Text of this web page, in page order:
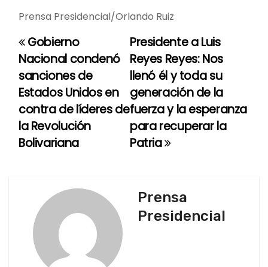
Prensa Presidencial/Orlando Ruiz
N
a
v
e
g
Presidente a Luis
Reyes Reyes: Nos
llenó él y toda su
generación de la
fuerza y la esperanza
para recuperar la
Patria
Gobierno
Nacional condenó
sanciones de
Estados Unidos en
contra de líderes de
la Revolución
Bolivariana
Prensa
Presidencial